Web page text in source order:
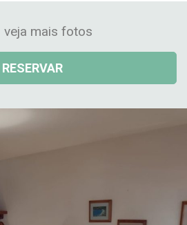
veja mais fotos
RESERVAR